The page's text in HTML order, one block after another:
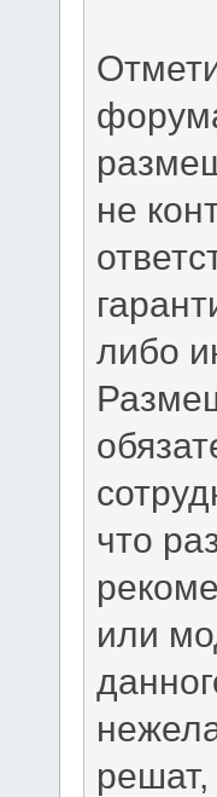
не
либо
что
или